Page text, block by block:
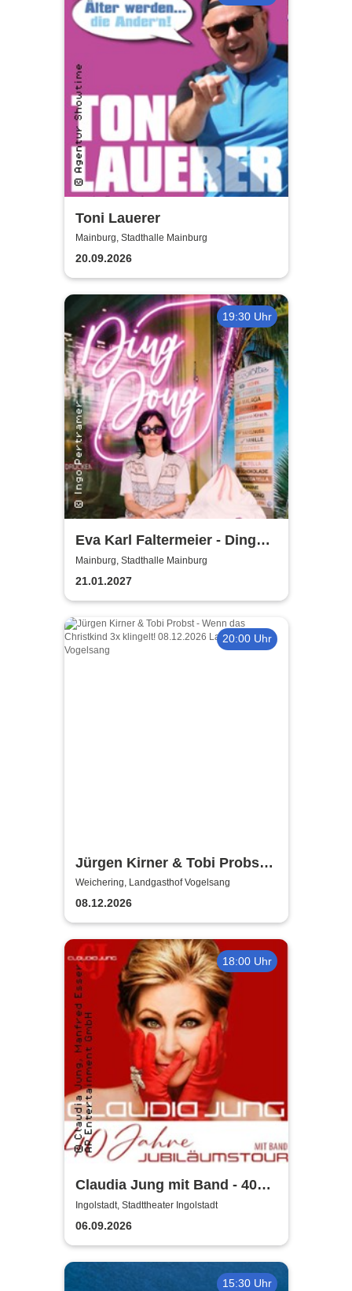
Toni Lauerer
Mainburg, Stadthalle Mainburg
20.09.2026
19:30 Uhr
Eva Karl Faltermeier - Ding
Dong
Mainburg, Stadthalle Mainburg
21.01.2027
20:00 Uhr
Jürgen Kirner & Tobi Probst -
Wenn das Christkind 3x
klingelt!
Weichering, Landgasthof Vogelsang
08.12.2026
18:00 Uhr
Claudia Jung mit Band - 40
Jahre Jubiläumstour
Ingolstadt, Stadttheater Ingolstadt
06.09.2026
15:30 Uhr